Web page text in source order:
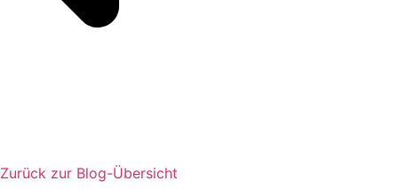
Zurück zur Blog-Übersicht